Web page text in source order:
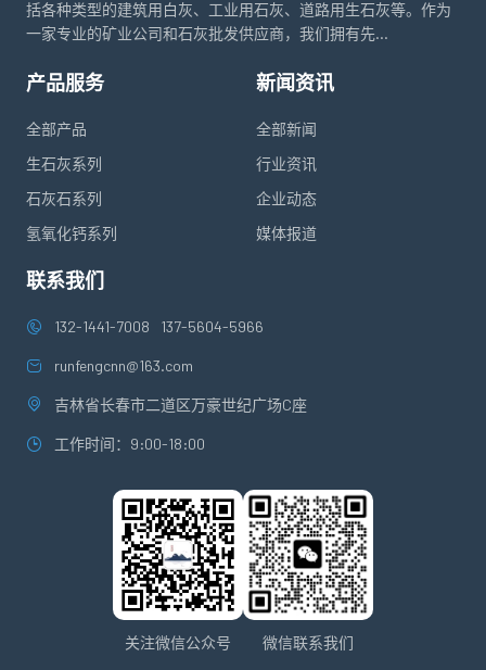
括各种类型的建筑用白灰、工业用石灰、道路用生石灰等。作为
一家专业的矿业公司和石灰批发供应商，我们拥有先...
产品服务
全部产品
生石灰系列
石灰石系列
氢氧化钙系列
新闻资讯
全部新闻
行业资讯
企业动态
媒体报道
联系我们
132-1441-7008 137-5604-5966
runfengcnn@163.com
吉林省长春市二道区万豪世纪广场C座
工作时间：9:00-18:00
关注微信公众号 微信联系我们